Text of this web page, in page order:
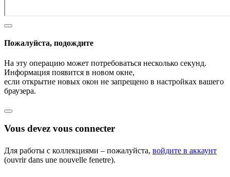
Пожалуйста, подождите
На эту операцию может потребоваться несколько секунд.
Информация появится в новом окне,
если открытие новых окон не запрещено в настройках вашего
браузера.
Vous devez vous connecter
Для работы с коллекциями – пожалуйста, войдите в аккаунт
(ouvrir dans une nouvelle fenetre).